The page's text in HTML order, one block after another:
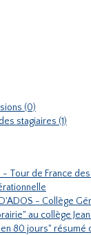
(0)
stagiaires (1)
Tour de France
D'ADOS - Collège
au collège
80 jours" résumé